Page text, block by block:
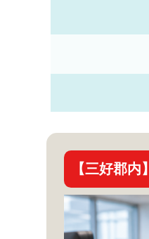
【三好郡